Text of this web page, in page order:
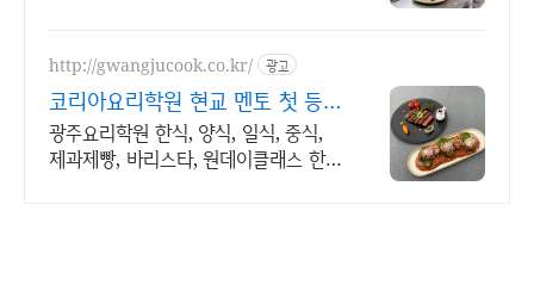
http://gwangjucook.co.kr/ 광고
코리아요리학원 현교 멘토 첫 등록
시 최대 50% 지원
광주요리학원 한식, 양식, 일식, 중식,
제과제빵, 바리스타, 원데이클래스 한